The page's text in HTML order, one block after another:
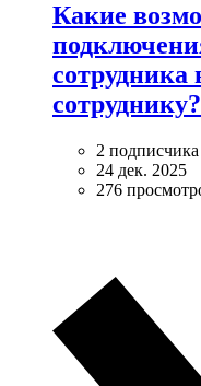
Какие
сотрудника
сотруднику?
2 подписчика
24 дек. 2025
276